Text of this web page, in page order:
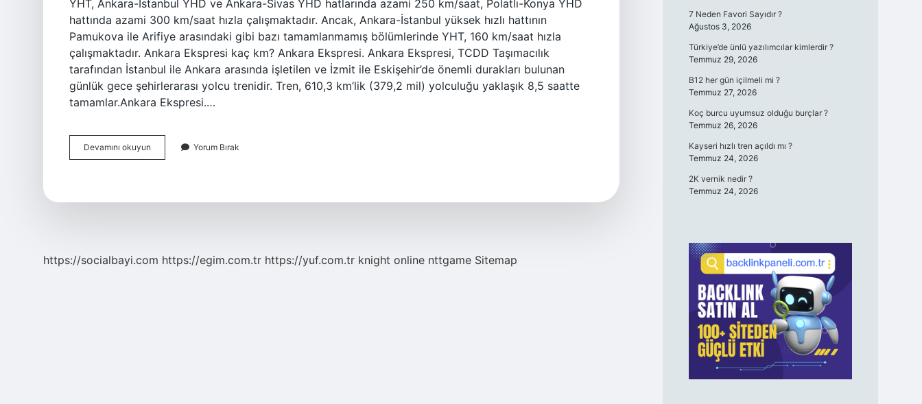
YHT, Ankara-İstanbul YHD ve Ankara-Sivas YHD hatlarında azami 250 km/saat, Polatlı-Konya YHD
hattında azami 300 km/saat hızla çalışmaktadır. Ancak, Ankara-İstanbul yüksek hızlı hattının
Pamukova ile Arifiye arasındaki gibi bazı tamamlanmamış bölümlerinde YHT, 160 km/saat hızla
çalışmaktadır. Ankara Ekspresi kaç km? Ankara Ekspresi. Ankara Ekspresi, TCDD Taşımacılık
tarafından İstanbul ile Ankara arasında işletilen ve İzmit ile Eskişehir’de önemli durakları bulunan
günlük gece şehirlerarası yolcu trenidir. Tren, 610,3 km’lik (379,2 mil) yolculuğu yaklaşık 8,5 saatte
tamamlar.Ankara Ekspresi.…
Devamını okuyun
Ekspresi
Yorum Bırak
https://socialbayi.com https://egim.com.tr https://yuf.com.tr knight online nttgame Sitemap
7 Neden Favori Sayıdır ?
Ağustos 3, 2026
Türkiye’de ünlü yazılımcılar kimlerdir ?
Temmuz 29, 2026
B12 her gün içilmeli mi ?
Temmuz 27, 2026
Koç burcu uyumsuz olduğu burçlar ?
Temmuz 26, 2026
Kayseri hızlı tren açıldı mı ?
Temmuz 24, 2026
2K vernik nedir ?
Temmuz 24, 2026